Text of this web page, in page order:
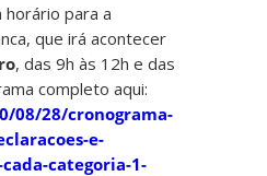
horário para a
que irá acontecer
, das 9h às 12h e das
completo aqui:
08/28/cronograma-
e-
categoria-1-